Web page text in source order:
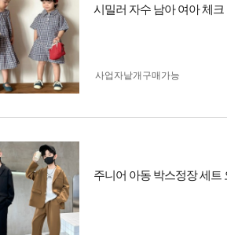
시밀러 자수 남아 여아 체
사업자 낱개구매가능
주니어 아동 박스정장 세트